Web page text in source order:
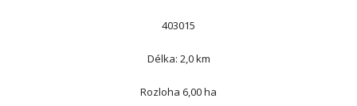
403015
Délka: 2,0 km
Rozloha 6,00 ha